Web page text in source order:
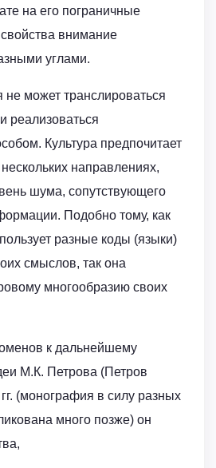
на его пограничные
внимание
углами.
не может транслироваться
реализоваться
Культура предпочитает
направлениях,
шума, сопутствующего
Подобно тому, как
разные коды (языки)
смыслов, так она
многообразию своих
к дальнейшему
М.К. Петрова (Петров
(монография в силу разных
много позже) он